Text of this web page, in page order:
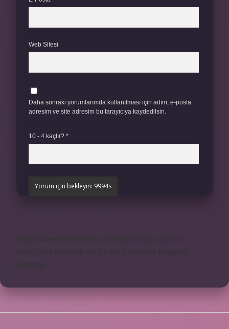
Web Sitesi
Daha sonraki yorumlarımda kullanılması için adım, e-posta
adresim ve site adresim bu tarayıcıya kaydedilsin.
10 - 4 kaçtır? *